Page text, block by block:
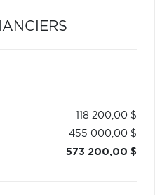
118 200,00 $
455 000,00 $
573 200,00 $